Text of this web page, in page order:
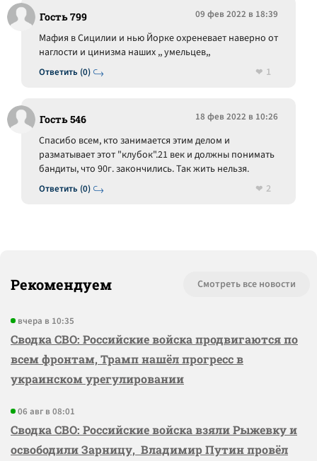
Гость 799 09 фев 2022 в 18:39
Ответить (0)
Мафия в Сицилии и нью Йорке охреневает наверно от
наглости и цинизма наших ,, умельцев,,
1
Гость 546 18 фев 2022 в 10:26
Ответить (0)
Спасибо всем, кто занимается этим делом и
разматывает этот "клубок".21 век и должны понимать
бандиты, что 90г. закончились. Так жить нельзя.
2
Рекомендуем Смотреть все новости
вчера в 10:35
Сводка СВО: Российские войска продвигаются по
всем фронтам, Трамп нашёл прогресс в
украинском урегулировании
06 авг в 08:01
Сводка СВО: Российские войска взяли Рыжевку и
освободили Зарницу, Владимир Путин провёл